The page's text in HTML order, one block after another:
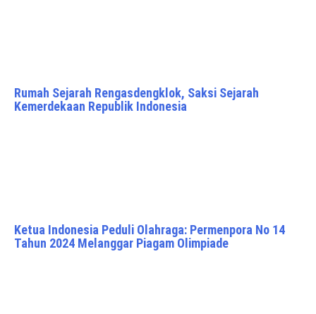
Rumah Sejarah Rengasdengklok, Saksi Sejarah
Kemerdekaan Republik Indonesia
Ketua Indonesia Peduli Olahraga: Permenpora No 14
Tahun 2024 Melanggar Piagam Olimpiade